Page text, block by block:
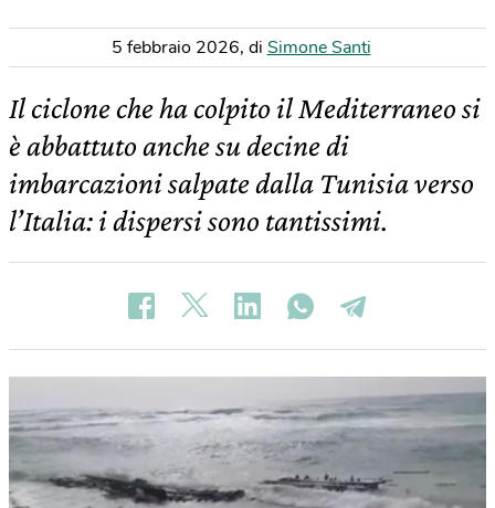
5 febbraio 2026, di Simone Santi
Il ciclone che ha colpito il Mediterraneo si
è abbattuto anche su decine di
imbarcazioni salpate dalla Tunisia verso
l’Italia: i dispersi sono tantissimi.